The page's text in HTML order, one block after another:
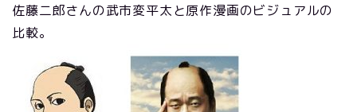
佐藤二郎さんの武市変平太と原作漫画のビジュアルの
比較。